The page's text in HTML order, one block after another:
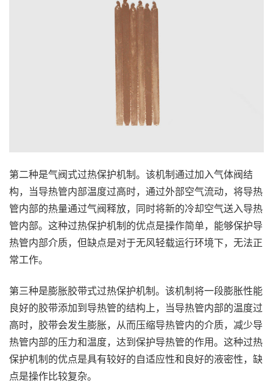
第二种是气阀式过热保护机制。该机制通过加入气体阀结
构，当导热管内部温度过高时，通过外部空气流动，将导热
管内部的热量通过气阀释放，同时将新的冷却空气送入导热
管内部。这种过热保护机制的优点是操作简单，能够保护导
热管内部介质，但缺点是对于无风轻载运行环境下，无法正
常工作。
第三种是膨胀胶带式过热保护机制。该机制将一段膨胀性能
良好的胶带添加到导热管的结构上，当导热管内部的温度过
高时，胶带会发生膨胀，从而压缩导热管内的介质，减少导
热管内部的压力和温度，达到保护导热管的作用。这种过热
保护机制的优点是具有较好的自适应性和良好的液密性，缺
点是操作比较复杂。